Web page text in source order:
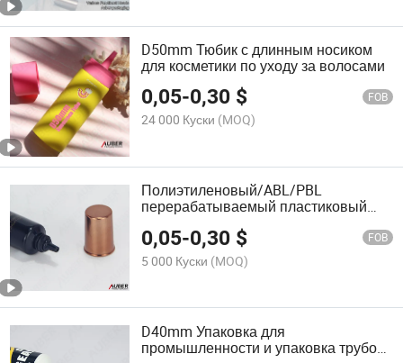
D50mm Тюбик с длинным носиком
для косметики по уходу за волосами
0,05-0,30 $ FOB
24 000 Куски (MOQ)
Полиэтиленовый/ABL/PBL
перерабатываемый пластиковый
упаковка трубки для макияжа
0,05-0,30 $ FOB
5 000 Куски (MOQ)
D40mm Упаковка для
промышленности и упаковка трубок